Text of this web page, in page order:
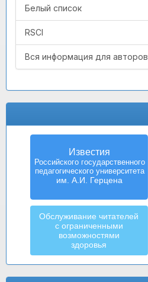
Белый список
RSCI
Вся информация для авторов
Известия
Российского государственного
педагогического университета
им. А.И. Герцена
Обслуживание читателей
с ограниченными
возможностями
здоровья